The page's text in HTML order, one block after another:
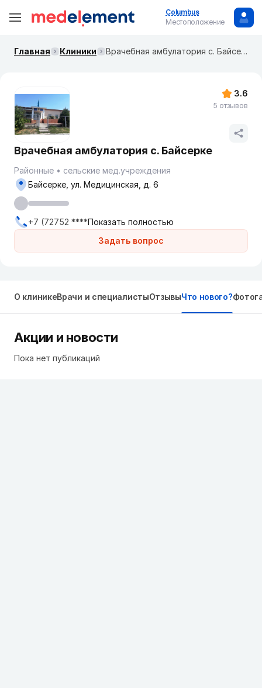
Columbus
Местоположение
Главная Клиники Врачебная амбулатория с. Байсерке
Врачебная амбулатория с. Байсерке
Районные сельские мед.учреждения
Задать вопрос
Байсерке, ул. Медицинская, д. 6
+7 (72752 ****Показать полностью
3.6
5 отзывов
О клиникеВрачи и специалистыОтзывыЧто нового?
Акции и новости
Пока нет публикаций